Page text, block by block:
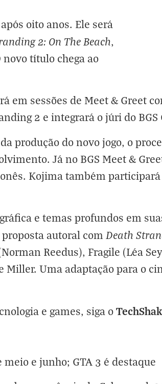
oito anos. Ele será
2: On The Beach,
título chega ao
em sessões de Meet & Greet
2 e integrará o júri do BGS
produção do novo jogo, o
Já no BGS Meet &
Kojima também participará
e temas profundos em
autoral com Death
Reedus), Fragile (Léa
Miller. Uma adaptação para o
e games, siga o
e junho; GTA 3 é destaque